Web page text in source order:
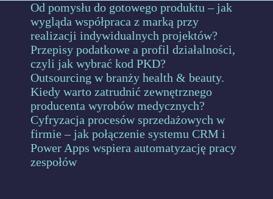
Od pomysłu do gotowego produktu – jak
wygląda współpraca z marką przy
realizacji indywidualnych projektów?
Przepisy podatkowe a profil działalności,
czyli jak wybrać kod PKD?
Outsourcing w branży health & beauty.
Kiedy warto zatrudnić zewnętrznego
producenta wyrobów medycznych?
Cyfryzacja procesów sprzedażowych w
firmie – jak połączenie systemu CRM i
Power Apps wspiera automatyzację pracy
zespołów